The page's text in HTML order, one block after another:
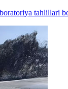
tahlillari